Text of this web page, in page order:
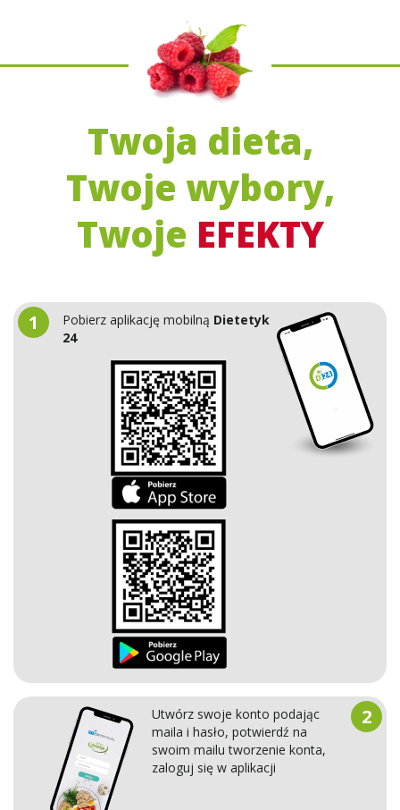
Twoja dieta,
Twoje wybory,
Twoje EFEKTY
1 Pobierz aplikację mobilną Dietetyk
24
Utwórz swoje konto podając
maila i hasło, potwierdź na
swoim mailu tworzenie konta,
zaloguj się w aplikacji
2